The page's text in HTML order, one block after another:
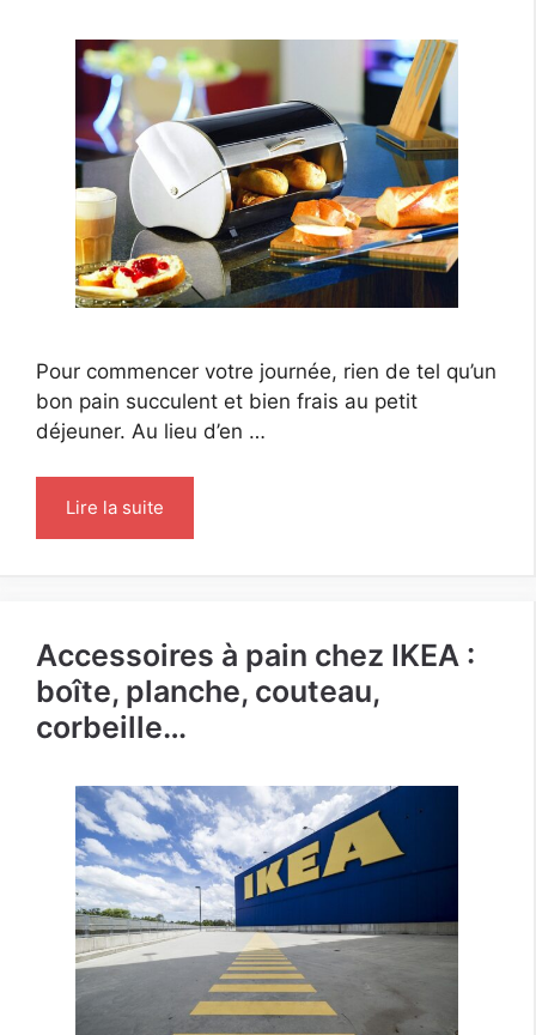
Pour commencer votre journée, rien de tel qu’un
bon pain succulent et bien frais au petit
déjeuner. Au lieu d’en …
Lire la suite
Accessoires à pain chez IKEA :
boîte, planche, couteau,
corbeille…